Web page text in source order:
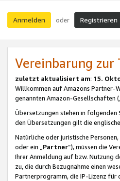
Anmelden oder Registrieren
Vereinbarung zur
zuletzt aktualisiert am: 15.
Willkommen auf Amazons Partner-
genannten Amazon-Gesellschaften
Übersetzungen stehen in folgenden
den Übersetzungen gilt die englische
Natürliche oder juristische
oder ein „Partner“), müssen die
Ihrer Anmeldung auf bzw. Nutzung
zu, die durch Bezugnahme einen
Partnerprogramm, die IP-Lizenz